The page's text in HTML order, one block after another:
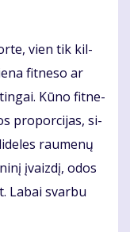
vien tik kil­
fit­ne­so ar
Kū­no fit­ne­
pro­por­ci­jas, si­
rau­me­nų
įvaiz­dį, odos
La­bai svar­bu